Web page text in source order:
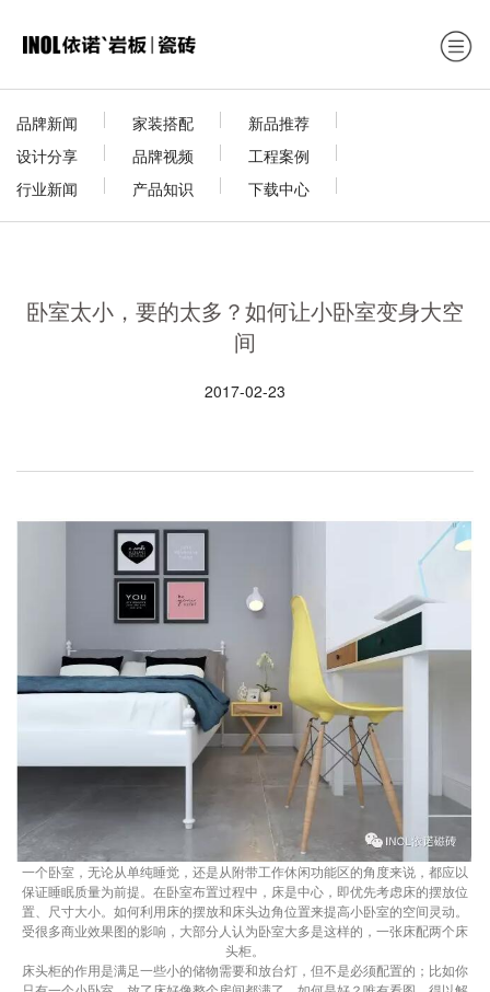
品牌新闻 家装搭配
新品推荐
设计分享
品牌视频
工程案例
行业新闻
产品知识 下载中心
卧室太小，要的太多？如何让小卧室变身大空
间
2017-02-23
一个卧室，无论从单纯睡觉，还是从附带工作休闲功能区的角度来说，都应以
保证睡眠质量为前提。在卧室布置过程中，床是中心，即优先考虑床的摆放位
置、尺寸大小。如何利用床的摆放和床头边角位置来提高小卧室的空间灵动。
受很多商业效果图的影响，大部分人认为卧室大多是这样的，一张床配两个床
头柜。
床头柜的作用是满足一些小的储物需要和放台灯，但不是必须配置的；比如你